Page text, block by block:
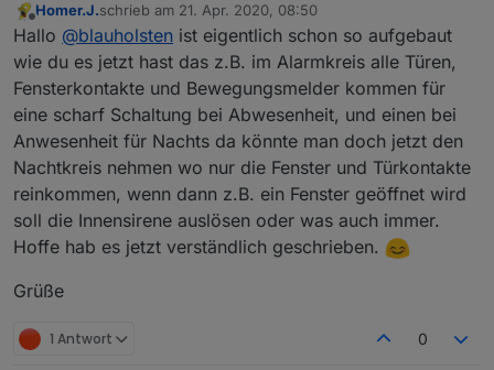
Hi@blauholstenfunktioniert Klasse, ist es
eventuell möglich das du 2 Datenpunkte zum
scharf schalten anlegen könntest einmal für
intern scharf wo man z.B. die
Fensterkontakte reinpackt und einmal für
extern scharf wo man die Fensterkontakte
und Bewegungsmelder reinpackt, für intern
scharf einen Datenpunkt zum schalten einer
Innensirene bei Auslösung wäre auch schön.
Grüße
Hi,
sorry für die etwas verzögerte Antwort, aber ich
dachte das ich in letzter Zeit mehr finden...
Ich lass jetzt schon mehrfach von einer Internen
Sirene und zwei Kreisen. Bitte mal genauer
erklären, danke.
PS: Allerdings sind massive Veränderungen so
einfach nicht mehr möglich. Allerdings denke ich,
dass man mit dem Alarm- und Warnkreis ja
eigentlich die Wünsche abdeckt???
Was ich definitiv noch implementieren kann, ist,
die Überwachung und Aktivierbarkeit des
Offline
Homer.J.schrieb am 21. Apr. 2020, 08:50
zuletzt editiert von
Hallo @blauholsten ist eigentlich schon so aufgebaut
wie du es jetzt hast das z.B. im Alarmkreis alle Türen,
Fensterkontakte und Bewegungsmelder kommen für
eine scharf Schaltung bei Abwesenheit, und einen bei
Anwesenheit für Nachts da könnte man doch jetzt den
Nachtkreis nehmen wo nur die Fenster und Türkontakte
reinkommen, wenn dann z.B. ein Fenster geöffnet wird
soll die Innensirene auslösen oder was auch immer.
Hoffe hab es jetzt verständlich geschrieben.
Grüße
1 Antwort 0